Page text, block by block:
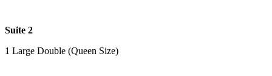
Suite 2
1 Large Double (Queen Size)